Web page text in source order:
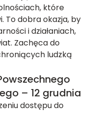
które
To dobra okazja, by
i działaniach,
Zachęca do
ludzką
– 12 grudnia
dostępu do